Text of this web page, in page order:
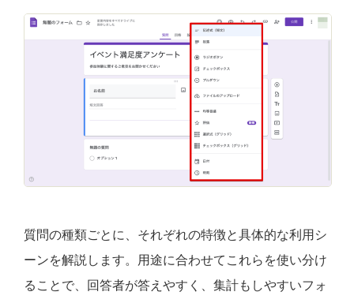
質問の種類ごとに、それぞれの特徴と具体的な利用シ
ーンを解説します。用途に合わせてこれらを使い分け
ることで、回答者が答えやすく、集計もしやすいフォ